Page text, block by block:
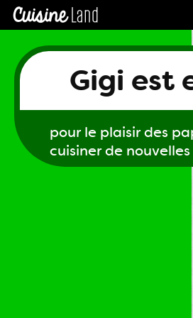
Gigi est
pour le plaisir des
cuisiner de